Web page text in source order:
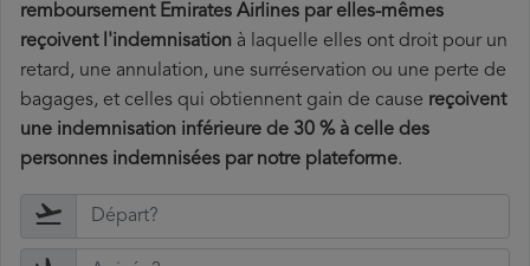
remboursement Emirates Airlines par elles-mêmes
reçoivent l'indemnisation à laquelle elles ont droit pour un
retard, une annulation, une surréservation ou une perte de
bagages, et celles qui obtiennent gain de cause reçoivent
une indemnisation inférieure de 30 % à celle des
personnes indemnisées par notre plateforme.